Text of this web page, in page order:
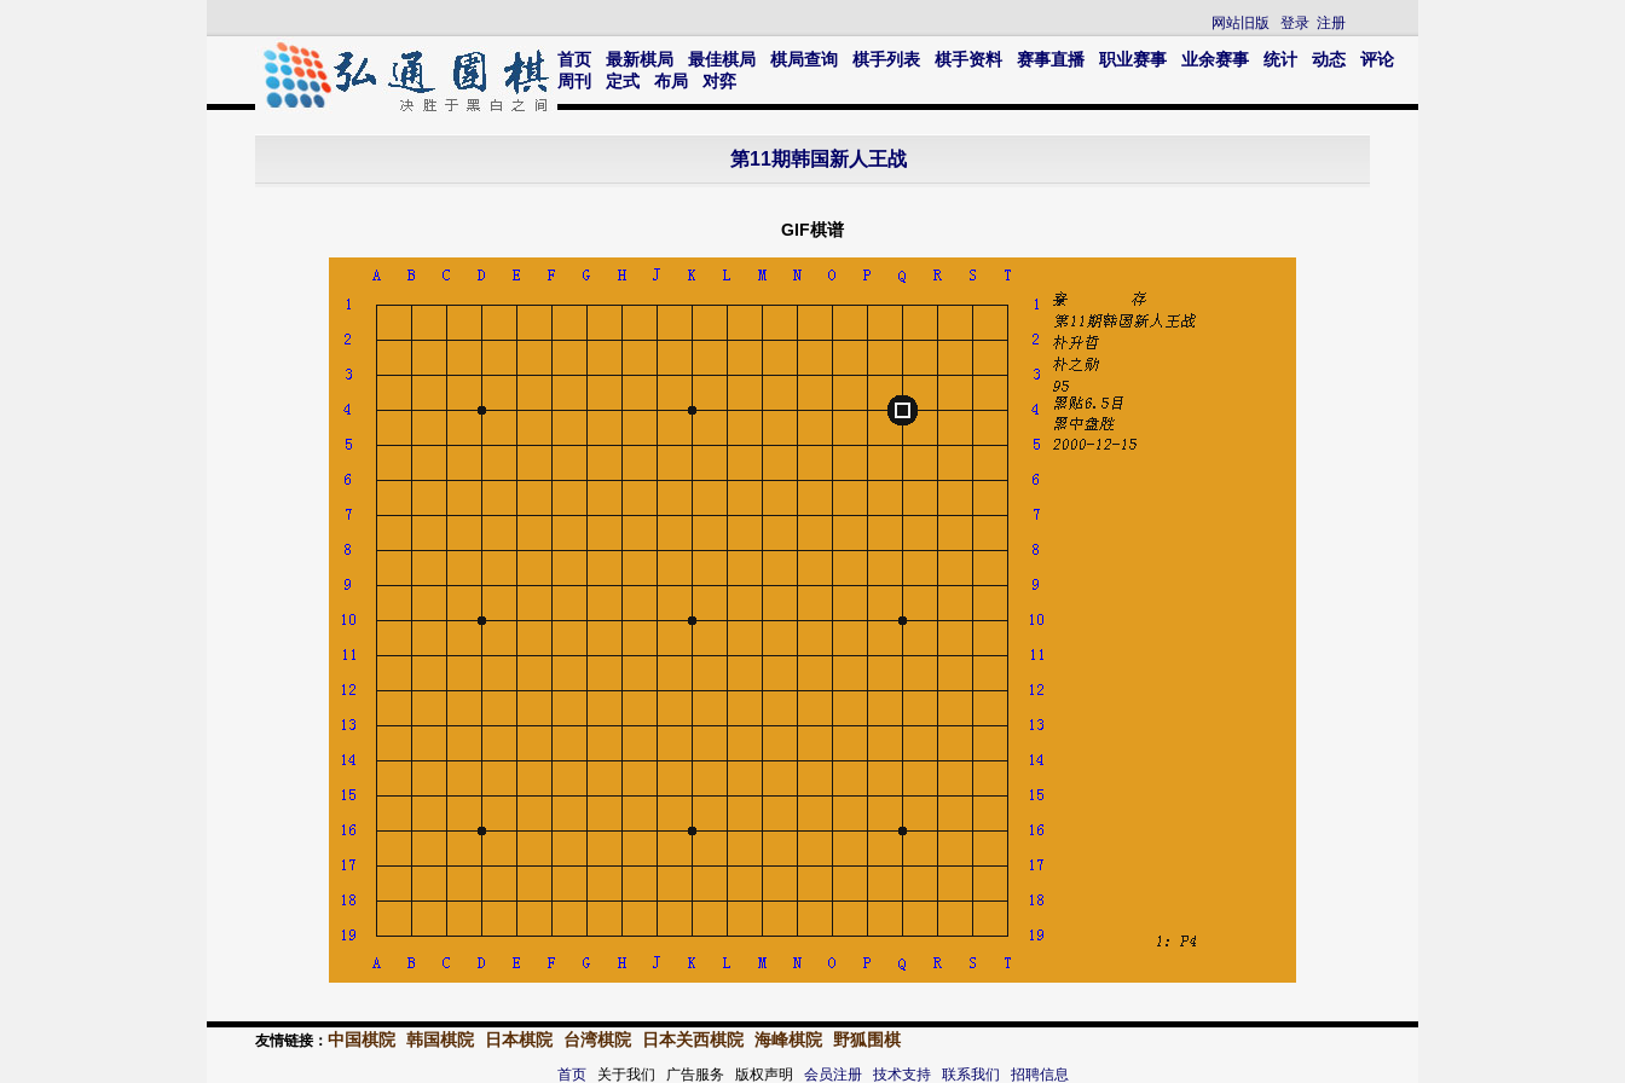
网站旧版 登录 注册
首页 最新棋局 最佳棋局 棋局查询 棋手列表 棋手资料 赛事直播 职业赛事 业余赛事 统计 动态
评论
周刊
定式 布局 对弈
第11期韩国新人王战
GIF棋谱
友情链接： 中国棋院 韩国棋院 日本棋院 台湾棋院 日本关西棋院 海峰棋院 野狐围棋
首页关于我们 广告服务 版权声明 会员注册 技术支持 联系我们 招聘信息